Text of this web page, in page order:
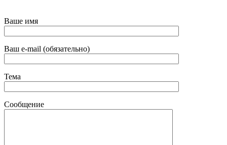
Ваше имя
Ваш e-mail (обязательно)
Тема
Сообщение